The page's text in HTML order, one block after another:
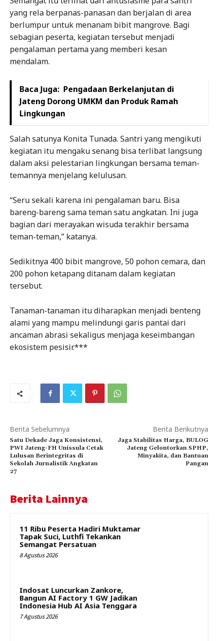
yang rela berpanas-panasan dan berjalan di area
berlumpur untuk menanam bibit mangrove. Bagi
sebagian peserta, kegiatan tersebut menjadi
pengalaman pertama yang memberi kesan
mendalam.
Baca Juga: Pengadaan Berkelanjutan di
Jateng Dorong UMKM dan Produk Ramah
Lingkungan
Salah satunya Konita Tunada. Santri yang mengikuti
kegiatan itu mengaku senang bisa terlibat langsung
dalam aksi pelestarian lingkungan bersama teman-
temannya menjelang kelulusan.
“Seru sekali karena ini pengalaman baru. Bisa
bareng-bareng sama teman satu angkatan. Ini juga
bagian dari merayakan wisuda terakhir bersama
teman-teman,” katanya.
Sedikitnya 400 bibit mangrove, 50 pohon cemara, dan
200 pohon ketapang ditanam dalam kegiatan
tersebut.
Tanaman-tanaman itu diharapkan menjadi benteng
alami yang mampu melindungi garis pantai dari
ancaman abrasi sekaligus menjaga keseimbangan
ekosistem pesisir.***
Berita Sebelumnya
Satu Dekade Jaga Konsistensi,
PWI Jateng-FH Unissula Cetak
Lulusan Berintegritas di
Sekolah Jurnalistik Angkatan
27
Berita Berikutnya
Jaga Stabilitas Harga, BULOG
Jateng Gelontorkan SPHP,
Minyakita, dan Bantuan
Pangan
Berita Lainnya
11 Ribu Peserta Hadiri Muktamar
Tapak Suci, Luthfi Tekankan
Semangat Persatuan
8 Agustus 2026
Indosat Luncurkan Zankore,
Bangun AI Factory 1 GW Jadikan
Indonesia Hub AI Asia Tenggara
7 Agustus 2026